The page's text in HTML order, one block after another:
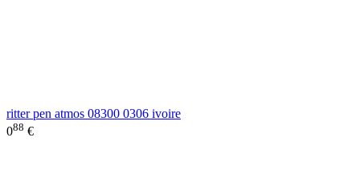
ritter pen atmos 08300 0306 ivoire
088 €